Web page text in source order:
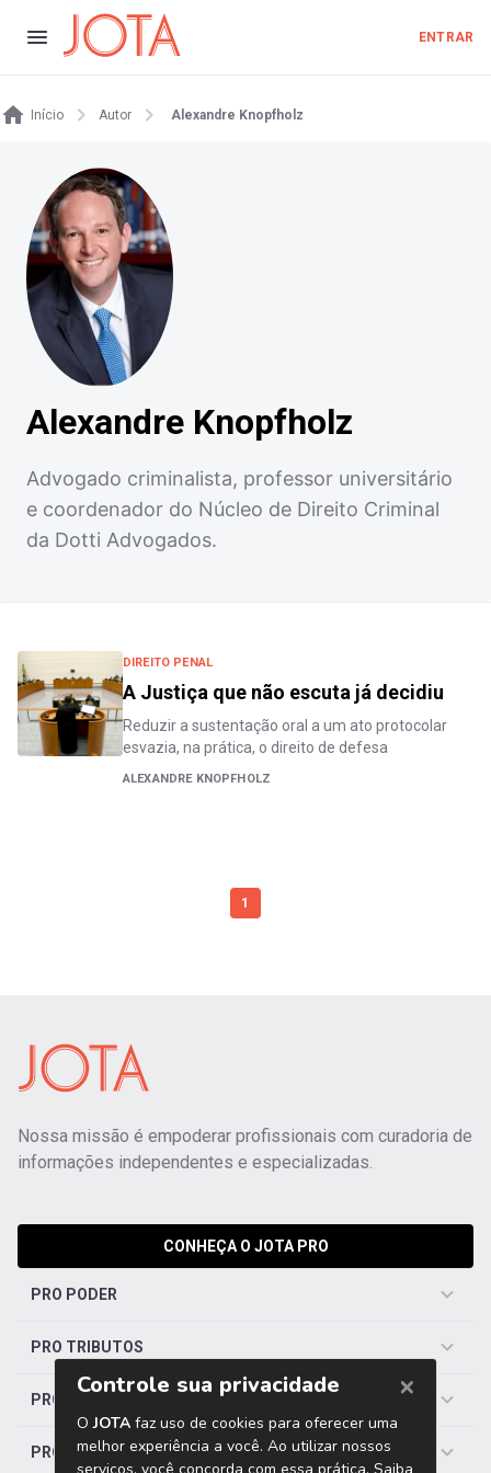
ENTRAR
Início Autor Alexandre Knopfholz
Alexandre Knopfholz
Advogado criminalista, professor universitário
e coordenador do Núcleo de Direito Criminal
da Dotti Advogados.
DIREITO PENAL
A Justiça que não escuta já decidiu
Reduzir a sustentação oral a um ato protocolar
esvazia, na prática, o direito de defesa
ALEXANDRE KNOPFHOLZ
1
Nossa missão é empoderar profissionais com curadoria de
informações independentes e especializadas.
CONHEÇA O JOTA PRO
PRO PODER
PRO TRIBUTOS
PRO TRABALHISTA
PRO SAÚDE